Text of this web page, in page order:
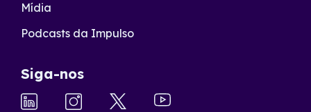
Mídia
Podcasts da Impulso
Siga-nos